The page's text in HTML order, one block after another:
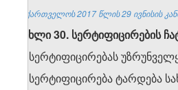
საქართველოს 2017 წლის 29 ივნისის
მუხლი 30. სერტიფიცირების
1. სერტიფიცირებას
2. სერტიფიცირება ტარდება